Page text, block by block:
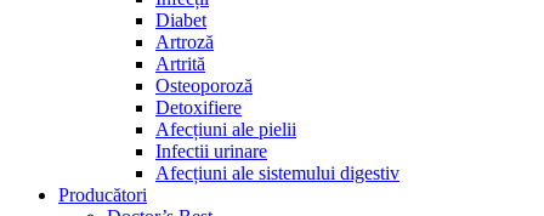
Diabet
Artroză
Artrită
Osteoporoză
Detoxifiere
Afecțiuni ale pielii
Infectii urinare
Afecțiuni ale sistemului digestiv
Producători